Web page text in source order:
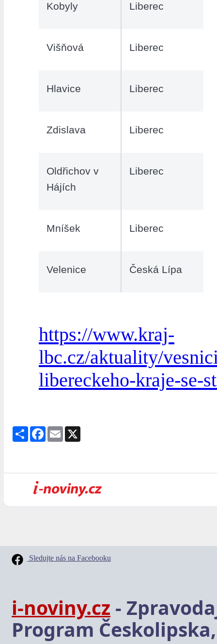
Kobyly Liberec
Višňová Liberec
Hlavice Liberec
Zdislava Liberec
Oldřichov v
Hájích
Liberec
Mníšek Liberec
Velenice Česká Lípa
https://www.kraj-
lbc.cz/aktuality/
libereckeho-kraje-se-
Share Facebook
Email
Sledujte nás na Facebooku
i-noviny.cz -
Program